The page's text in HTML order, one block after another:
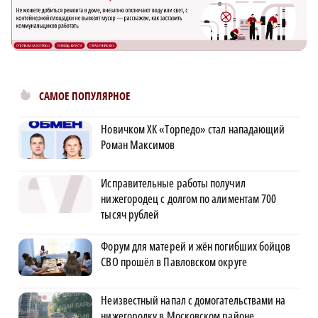
САМОЕ ПОПУЛЯРНОЕ
Новичком ХК «Торпедо» стал нападающий
Роман Максимов
Исправительные работы получил
нижегородец с долгом по алиментам 700
тысяч рублей
Форум для матерей и жён погибших бойцов
СВО прошёл в Павловском округе
Неизвестный напал с домогательствами на